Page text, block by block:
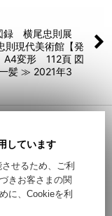
録 横尾忠則展
則現代美術館【発
A4変形 112頁 図
髪 ≫ 2021年3
録 兵庫県立横尾
代美術館【発刊
変形 128頁 ハ
救急病院展 ≫
しています
せるため、ご利
きお客さまの関
に、Cookieを利